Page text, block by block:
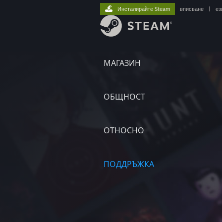
МАГАЗИН
ОБЩНОСТ
ОТНОСНО
ПОДДРЪЖКА
Инсталирайте Steam вписване